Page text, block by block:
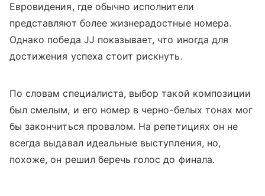
Евровидения, где обычно исполнители
представляют более жизнерадостные номера.
Однако победа JJ показывает, что иногда для
достижения успеха стоит рискнуть.
По словам специалиста, выбор такой композиции
был смелым, и его номер в черно-белых тонах мог
бы закончиться провалом. На репетициях он не
всегда выдавал идеальные выступления, но,
похоже, он решил беречь голос до финала.